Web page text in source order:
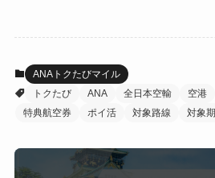
ANAトクたびマイル
トクたび
ANA 全日本空輸 空港
特典航空券
ポイ活 対象路線 対象